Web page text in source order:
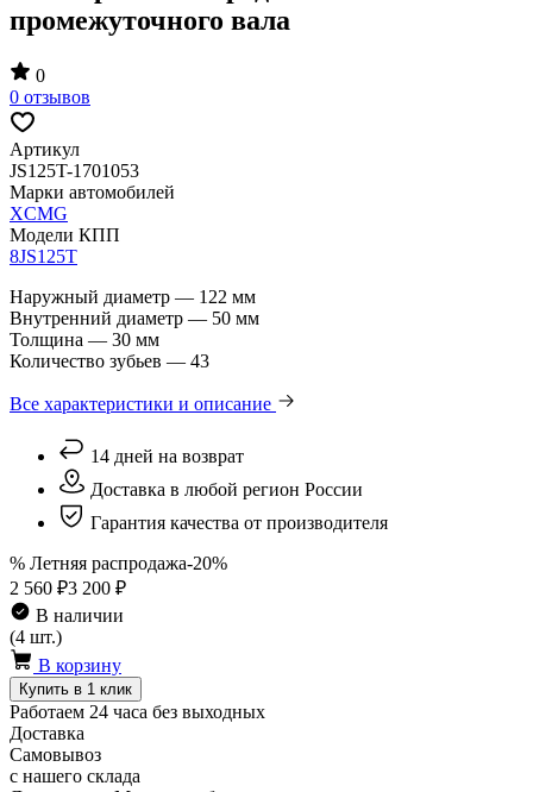
промежуточного вала
0
0 отзывов
Артикул
JS125T-1701053
Марки автомобилей
XCMG
Модели КПП
8JS125T
Наружный диаметр — 122 мм
Внутренний диаметр — 50 мм
Толщина — 30 мм
Количество зубьев — 43
Все характеристики и описание
14 дней на возврат
Доставка в любой регион России
Гарантия качества от производителя
% Летняя распродажа-20%
2 560 ₽3 200 ₽
В наличии
(4 шт.)
В корзину
Купить в 1 клик
Работаем 24 часа без выходных
Доставка
Самовывоз
с нашего склада